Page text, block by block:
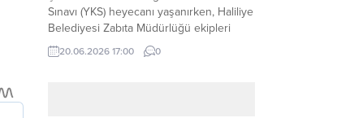
Sınavı (YKS) heyecanı yaşanırken, Haliliye
Belediyesi Zabıta Müdürlüğü ekipleri
geleceğini belirleyecek sınava geç kalma
tehlikesiyle karşı karşıya kalan bir
20.06.2026 17:00 0